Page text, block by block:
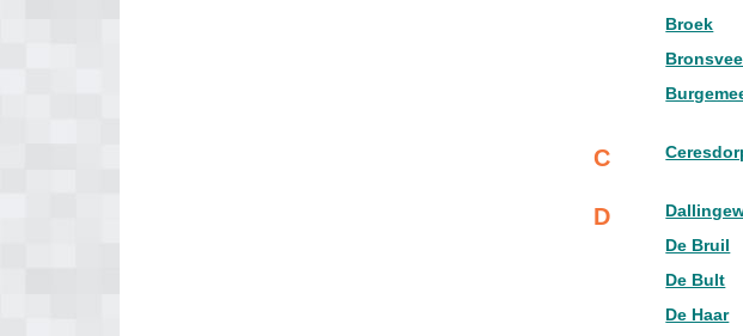
Broek
C
D
De Bruil
De Bult
De Haar